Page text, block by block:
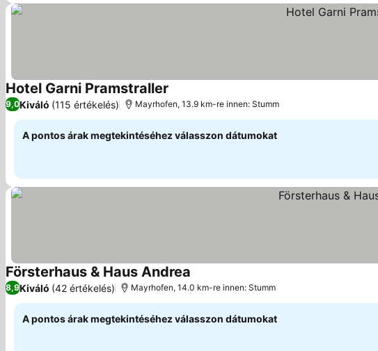
Hotel Garni Pramstraller
9,0Kiváló (115 értékelés) Mayrhofen, 13.9 km-re innen: Stumm
A pontos árak megtekintéséhez válasszon dátumokat
Försterhaus & Haus Andrea
8,9Kiváló (42 értékelés) Mayrhofen, 14.0 km-re innen: Stumm
A pontos árak megtekintéséhez válasszon dátumokat